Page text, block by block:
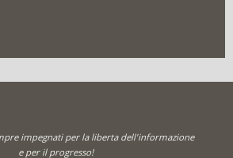
impegnati per la liberta dell'informazione
e per il progresso!